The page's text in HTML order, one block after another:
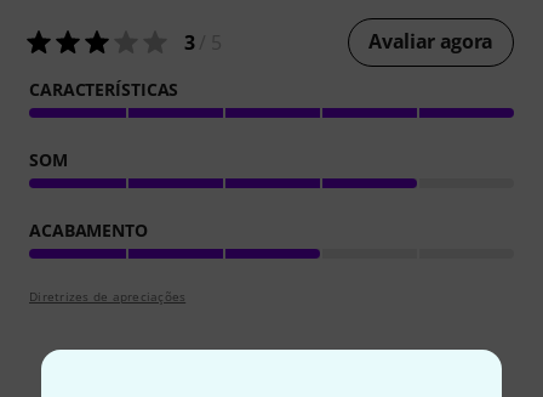
3/ 5 Avaliar agora
CARACTERÍSTICAS
SOM
ACABAMENTO
Diretrizes de apreciações